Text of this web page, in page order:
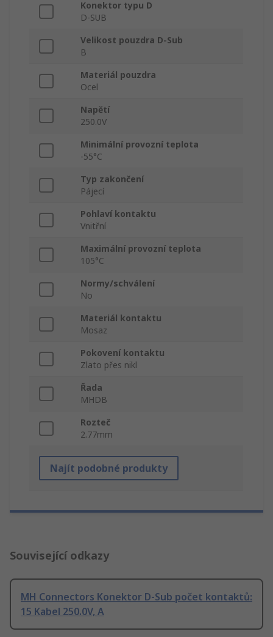
Konektor typu D
D-SUB
Velikost pouzdra D-Sub
B
Materiál pouzdra
Ocel
Napětí
250.0V
Minimální provozní teplota
-55°C
Typ zakončení
Pájecí
Pohlaví kontaktu
Vnitřní
Maximální provozní teplota
105°C
Normy/schválení
No
Materiál kontaktu
Mosaz
Pokovení kontaktu
Zlato přes nikl
Řada
MHDB
Rozteč
2.77mm
Najít podobné produkty
Související odkazy
MH Connectors Konektor D-Sub počet kontaktů:
15 Kabel 250.0V, A